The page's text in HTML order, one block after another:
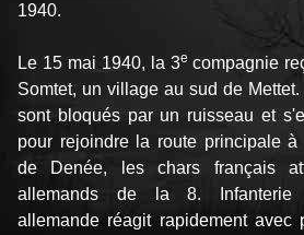
1940.
Le 15 mai 1940, la 3e compagnie
Somtet, un village au sud de
sont bloqués par un ruisseau et
pour rejoindre la route principale
de Denée, les chars français
allemands de la 8. Infanterie
allemande réagit rapidement avec